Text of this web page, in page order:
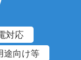
対応
途向け等